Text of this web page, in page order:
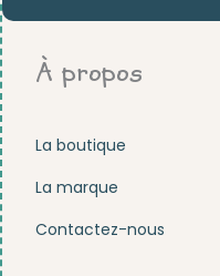
À propos
La boutique
La marque
Contactez-nous